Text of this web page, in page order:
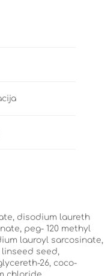
disodium laureth
peg- 120 methyl
lauroyl sarcosinate,
seed,
26, coco-